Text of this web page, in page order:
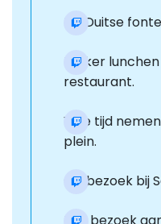
De Duitse
Lekker
restaurant.
Vrije tijd
plein.
Op bezoek bij